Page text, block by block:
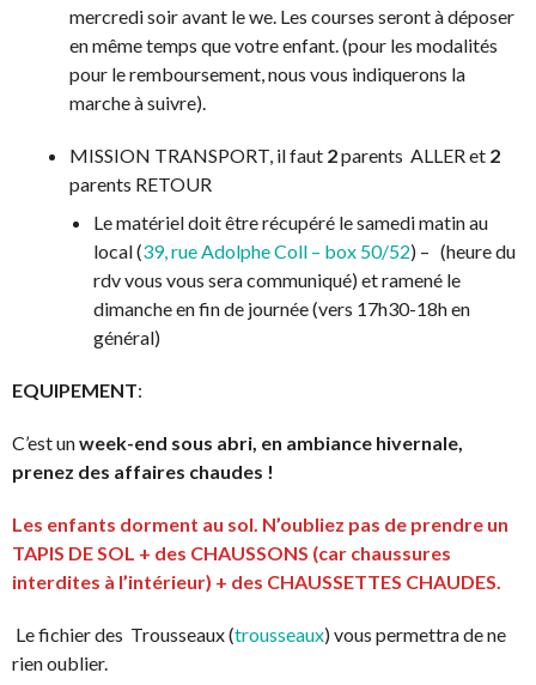
mercredi soir avant le we. Les courses seront à déposer
en même temps que votre enfant. (pour les modalités
pour le remboursement, nous vous indiquerons la
marche à suivre).
MISSION TRANSPORT, il faut 2parents ALLER et 2
parents RETOUR
Le matériel doit être récupéré le samedi matin au
local (39, rue Adolphe Coll – box 50/52) – (heure du
rdv vous vous sera communiqué) et ramené le
dimanche en fin de journée (vers 17h30-18h en
général)
EQUIPEMENT:
C’est unweek-end sous abri, en ambiance hivernale,
prenez des affaires chaudes !
Les enfants dorment au sol. N’oubliez pas de prendre un
TAPIS DE SOL + des CHAUSSONS (car chaussures
interdites à l’intérieur) + des CHAUSSETTES CHAUDES.
Le fichier des Trousseaux (trousseaux) vous permettra de ne
rien oublier.